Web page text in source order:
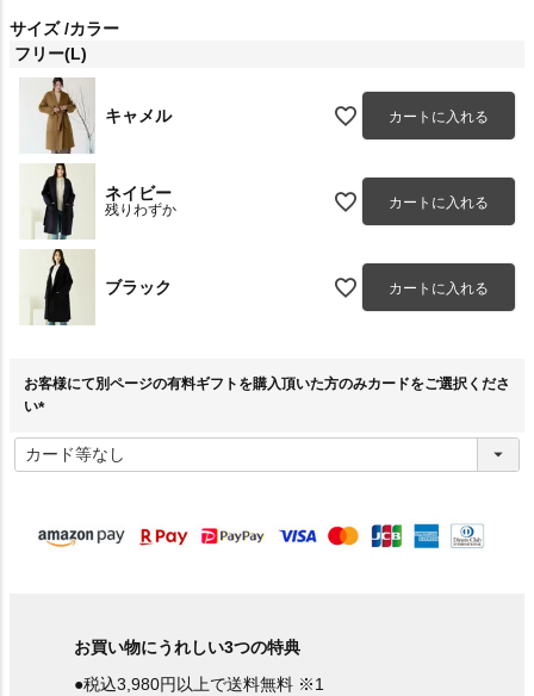
サイズ カラー
フリー(L)
キャメル カートに入れる
ネイビー
残りわずか カートに入れる
ブラック カートに入れる
お客様にて別ページの有料ギフトを購入頂いた方のみカードをご選択くださ
い
必
須
お買い物にうれしい3つの特典
●税込3,980円以上で送料無料 ※1